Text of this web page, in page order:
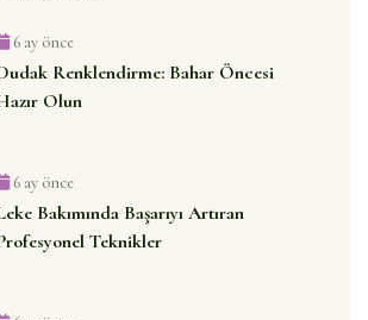
6 ay önce
Renklendirme: Bahar Öncesi
Olun
6 ay önce
Bakımında Başarıyı Artıran
Teknikler